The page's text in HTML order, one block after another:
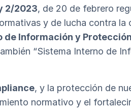
2/2023, de 20 de febrero
y de lucha contra la
de Información y
“Sistema Interno de
, y la protección de
normativo y el